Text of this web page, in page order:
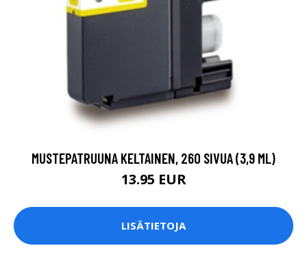
MUSTEPATRUUNA KELTAINEN, 260 SIVUA (3,9 ML)
13.95 EUR
LISÄTIETOJA